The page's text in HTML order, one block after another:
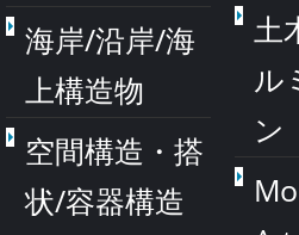
海岸/沿岸/海
上構造物
空間構造・搭
状/容器構造
土
ル
ン